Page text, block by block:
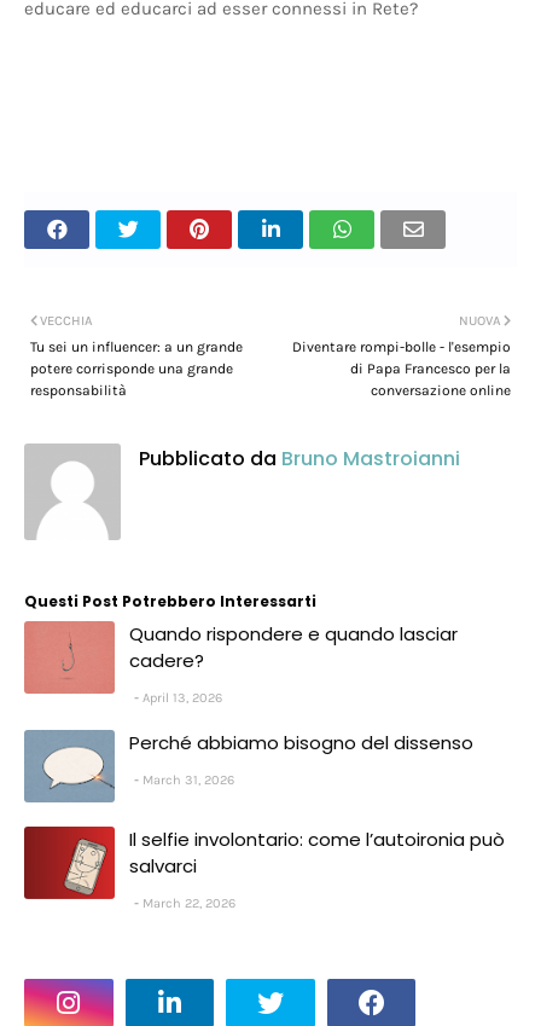
educare ed educarci ad esser connessi in Rete?
NUOVA
Diventare rompi-bolle - l'esempio
di Papa Francesco per la
conversazione online
VECCHIA
Tu sei un influencer: a un grande
potere corrisponde una grande
responsabilità
Pubblicato da Bruno Mastroianni
Questi Post Potrebbero Interessarti
Quando rispondere e quando lasciar
cadere?
April 13, 2026
Perché abbiamo bisogno del dissenso
March 31, 2026
Il selfie involontario: come l’autoironia può
salvarci
March 22, 2026